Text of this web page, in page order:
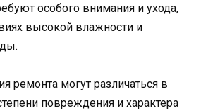
особого внимания и ухода,
высокой влажности и
ремонта могут различаться в
повреждения и характера